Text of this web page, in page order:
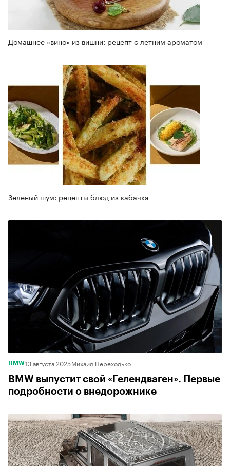
Домашнее «вино» из вишни: рецепт с летним ароматом
Зеленый шум: рецепты блюд из кабачка
BMW13 августа 2025Михаил Переходько
BMW выпустит свой «Гелендваген». Первые
подробности о внедорожнике